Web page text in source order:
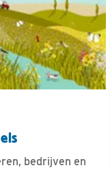
bedrijven en